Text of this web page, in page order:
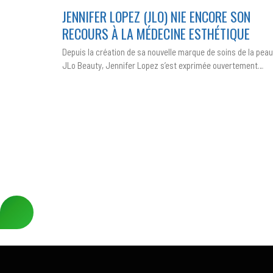
(JLO)
NIE
ENCORE
SON
RECOURS
À
LA
MÉDECINE
JENNIFER LOPEZ (JLO) NIE ENCORE SON
RECOURS À LA MÉDECINE ESTHÉTIQUE
Depuis la création de sa nouvelle marque de soins de la
JLo Beauty, Jennifer Lopez s’est exprimée ouvertement…